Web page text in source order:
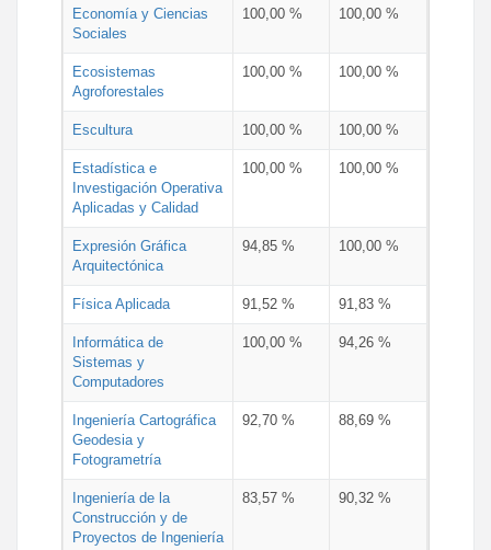
Economía y Ciencias
Sociales
100,00 % 100,00 %
Ecosistemas
Agroforestales
100,00 % 100,00 %
Escultura 100,00 % 100,00 %
Estadística e
Investigación Operativa
Aplicadas y Calidad
100,00 % 100,00 %
Expresión Gráfica
Arquitectónica
94,85 % 100,00 %
Física Aplicada 91,52 % 91,83 %
Informática de
Sistemas y
Computadores
100,00 % 94,26 %
Ingeniería Cartográfica
Geodesia y
Fotogrametría
92,70 % 88,69 %
Ingeniería de la
Construcción y de
Proyectos de Ingeniería
83,57 % 90,32 %